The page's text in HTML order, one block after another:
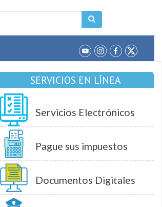
SERVICIOS EN LÍNEA
Servicios Electrónicos
Pague sus impuestos
Documentos Digitales